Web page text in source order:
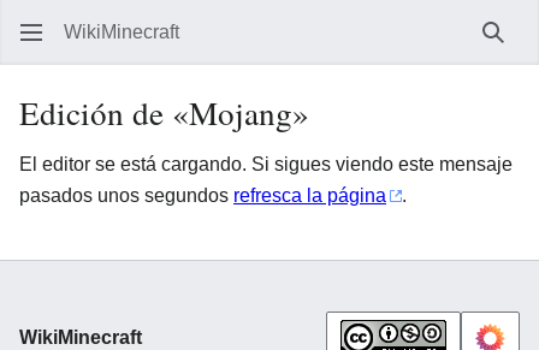
WikiMinecraft
Edición de «Mojang»
El editor se está cargando. Si sigues viendo este mensaje
pasados unos segundos refresca la página .
WikiMinecraft